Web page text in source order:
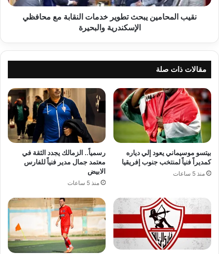
الإسكندرية
والبحيرةنقيب المحامين يبحث تطوير خدمات النقابة مع محافظي
الإسكندرية والبحيرة
مقالات ذات صلة
بيتسو موسيماني يعود إلي دياره
كمديراً فنياً لمنتخب جنوب إفريقيا
منذ 5 ساعات
رسمياً.. الزمالك يجدد الثقة في
معتمد جمال مدير فنياً للفارس
الابيض
منذ 5 ساعات